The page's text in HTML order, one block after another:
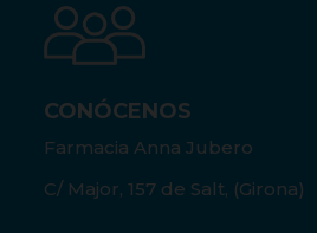
CONÓCENOS
Farmacia Anna Jubero
C/ Major, 157 de Salt, (Girona)